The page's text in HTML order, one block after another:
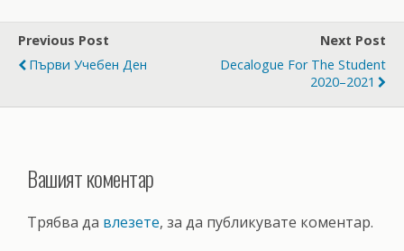
Previous Post
Първи Учебен Ден
Next Post
Decalogue For The Student
2020–2021
Вашият коментар
Трябва да влезете, за да публикувате коментар.